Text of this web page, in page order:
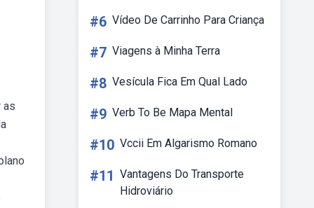
as
#6 Vídeo De Carrinho Para Criança
#7 Viagens à Minha Terra
#8 Vesícula Fica Em Qual Lado
#9 Verb To Be Mapa Mental
#10 Vccii Em Algarismo Romano
#11 Vantagens Do Transporte
Hidroviário